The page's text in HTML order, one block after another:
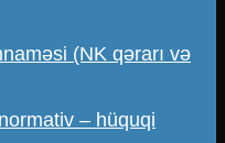
(NK qərarı və
– hüquqi